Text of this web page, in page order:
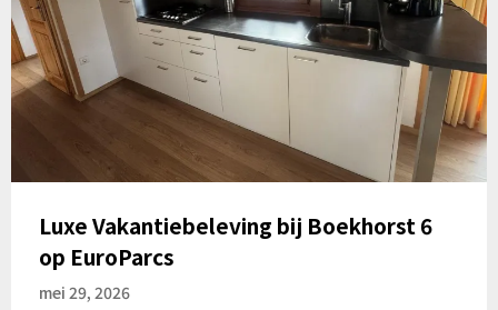
Luxe Vakantiebeleving bij Boekhorst 6
op EuroParcs
mei 29, 2026